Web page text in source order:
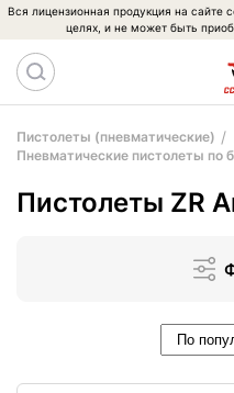
Вся лицензионная продукция на сайте
целях, и не может быть
Пистолеты (пневматические)
Пневматические пистолеты по
Пистолеты ZR